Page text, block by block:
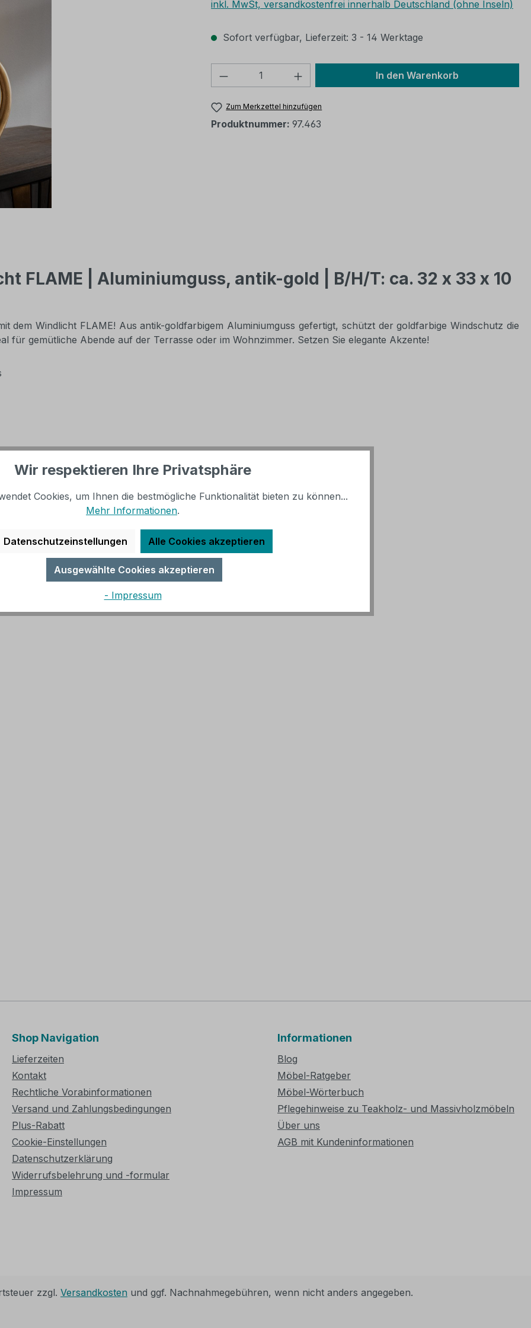
inkl. MwSt, versandkostenfrei innerhalb Deutschland (ohne Inseln)
Sofort verfügbar, Lieferzeit: 3 - 14 Werktage
Produkt Anzahl: Gib den gewünschten Wert
In den Warenkorb
Zum Merkzettel hinzufügen
Produktnummer: 97.463
FLAME | Aluminiumguss, antik-gold | B/H/T: ca. 32 x 33 x 10
dem Windlicht FLAME! Aus antik-goldfarbigem Aluminiumguss gefertigt, schützt der goldfarbige Windschutz die
für gemütliche Abende auf der Terrasse oder im Wohnzimmer. Setzen Sie elegante Akzente!
Shop Navigation
Lieferzeiten
Kontakt
Rechtliche Vorabinformationen
Versand und Zahlungsbedingungen
Plus-Rabatt
Cookie-Einstellungen
Datenschutzerklärung
Widerrufsbelehrung und -formular
Impressum
Informationen
Blog
Möbel-Ratgeber
Möbel-Wörterbuch
Pflegehinweise zu Teakholz- und Massivholzmöbeln
Über uns
AGB mit Kundeninformationen
zzgl. Versandkosten und ggf. Nachnahmegebühren, wenn nicht anders angegeben.
Wir respektieren Ihre Privatsphäre
Cookies, um Ihnen die bestmögliche Funktionalität bieten zu können...
Mehr Informationen.
Datenschutzeinstellungen Alle Cookies akzeptieren
Ausgewählte Cookies akzeptieren
- Impressum